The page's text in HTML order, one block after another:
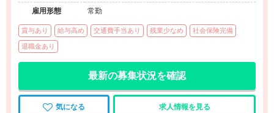
雇用形態
常勤
賞与あり 給与高め 交通費手当あり 残業少なめ 社会保険完備
退職金あり
最新の募集状況を確認
気になる 求人情報を見る